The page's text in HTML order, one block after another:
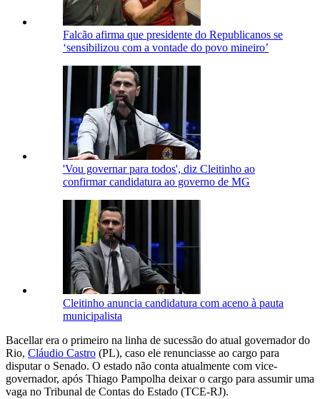
Falcão afirma que presidente do Republicanos se
‘sensibilizou com a vontade do povo mineiro’
'Vou governar para todos', diz Cleitinho ao
confirmar candidatura ao governo de MG
Cleitinho anuncia candidatura com aceno à pauta
municipalista
Bacellar era o primeiro na linha de sucessão do atual governador do
Rio, Cláudio Castro (PL), caso ele renunciasse ao cargo para
disputar o Senado. O estado não conta atualmente com vice-
governador, após Thiago Pampolha deixar o cargo para assumir uma
vaga no Tribunal de Contas do Estado (TCE-RJ).